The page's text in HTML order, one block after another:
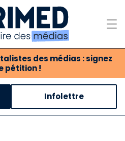
des médias : signez
pétition !
des médias
Infolettre